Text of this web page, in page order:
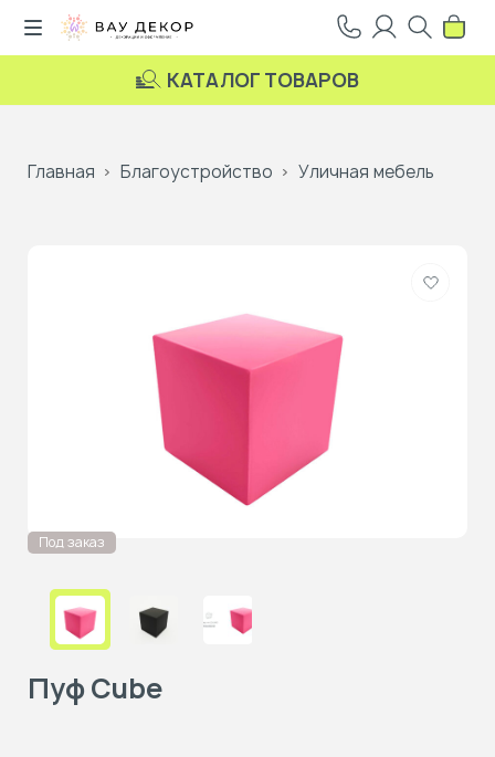
КАТАЛОГ ТОВАРОВ
Главная Благоустройство Уличная мебель
Под заказ
Пуф Cube